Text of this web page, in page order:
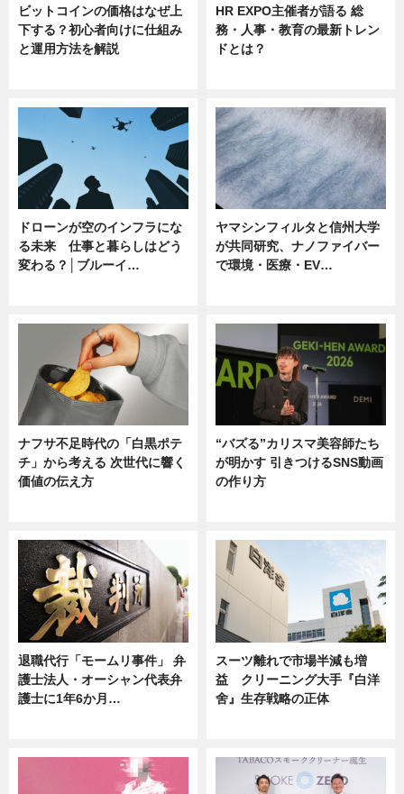
ビットコインの価格はなぜ上
下する？初心者向けに仕組み
と運用方法を解説
HR EXPO主催者が語る 総
務・人事・教育の最新トレン
ドとは？
ドローンが空のインフラにな
る未来 仕事と暮らしはどう
変わる？│ブルーイ…
ヤマシンフィルタと信州大学
が共同研究、ナノファイバー
で環境・医療・EV…
ナフサ不足時代の「白黒ポテ
チ」から考える 次世代に響く
価値の伝え方
“バズる”カリスマ美容師たち
が明かす 引きつけるSNS動画
の作り方
退職代行「モームリ事件」 弁
護士法人・オーシャン代表弁
護士に1年6か月…
スーツ離れで市場半減も増
益 クリーニング大手『白洋
舍』生存戦略の正体